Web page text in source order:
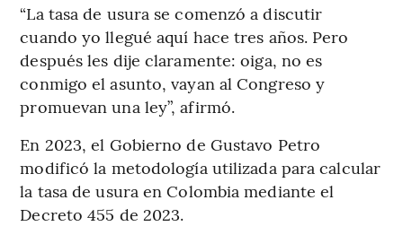
“La tasa de usura se comenzó a discutir
cuando yo llegué aquí hace tres años. Pero
después les dije claramente: oiga, no es
conmigo el asunto, vayan al Congreso y
promuevan una ley”, afirmó.
En 2023, el Gobierno de Gustavo Petro
modificó la metodología utilizada para calcular
la tasa de usura en Colombia mediante el
Decreto 455 de 2023.